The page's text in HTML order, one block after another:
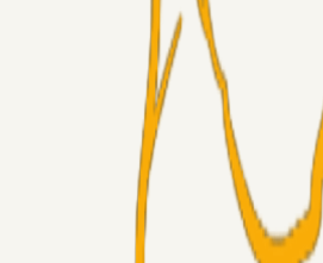
Superliga-truppen
RasmusStephansen
03. aug. 2026
Olti Hyseni, Bliver Brøndbys
Nogensinde…..!!!
02. aug. 2026
Sydsiden mid Viborg